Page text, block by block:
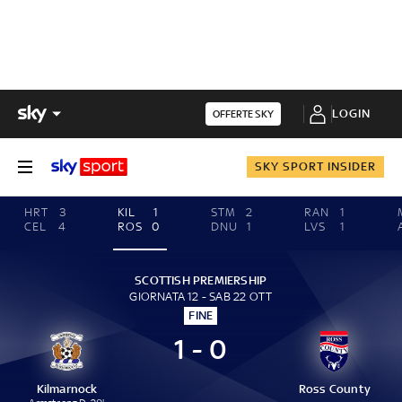
OFFERTE SKY LOGIN
SKY SPORT INSIDER
HRT
3
CEL
4
KIL
1
ROS
0
STM
2
DNU
1
RAN
1
LVS
1
SCOTTISH PREMIERSHIP
GIORNATA 12 - SAB 22 OTT
FINE
Kilmarnock
1 - 0
Ross County